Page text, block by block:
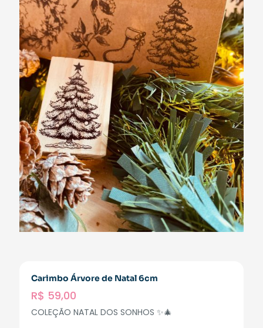
Carimbo Árvore de Natal 6cm
R$ 59,00
COLEÇÃO NATAL DOS SONHOS ✨🎄